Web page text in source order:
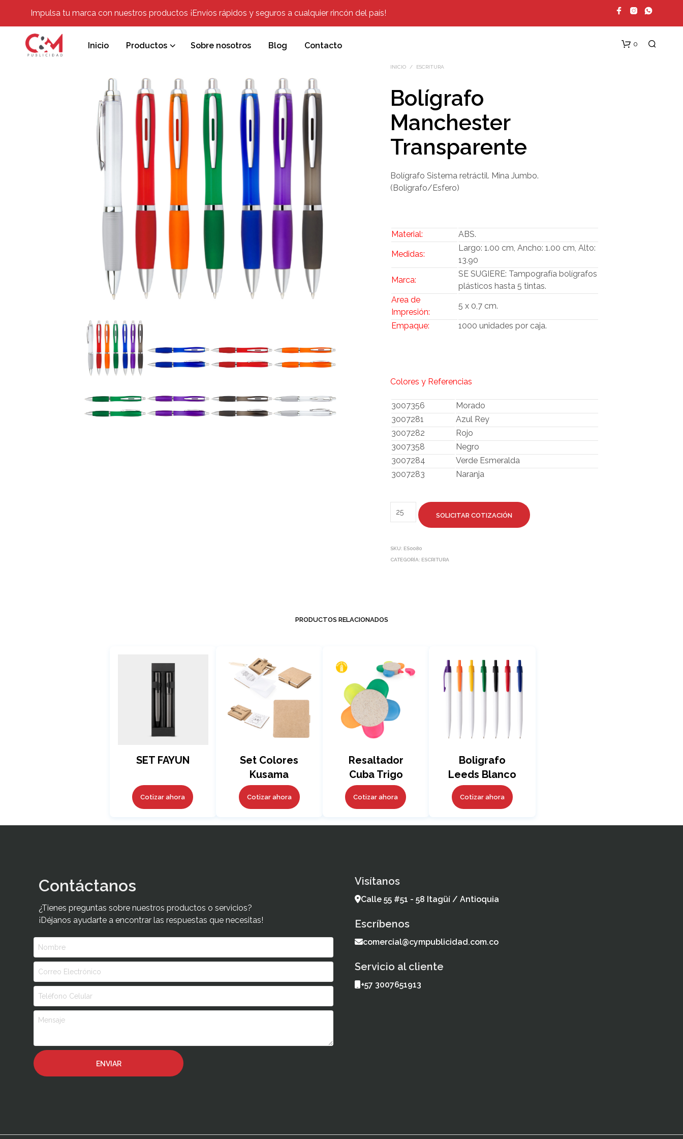
Impulsa tu marca con nuestros productos ¡Envíos rápidos y seguros a cualquier rincón del país!
Inicio Productos Sobre nosotros Blog Contacto 0
INICIO / ESCRITURA
Bolígrafo
Manchester
Transparente
Bolígrafo Sistema retráctil. Mina Jumbo.
(Bolígrafo/Esfero)
Material: ABS.
Medidas:
Largo: 1.00 cm, Ancho: 1.00 cm, Alto:
13.90
Marca:
SE SUGIERE: Tampografía bolígrafos
plásticos hasta 5 tintas.
Area de
Impresión:
5 x 0,7 cm.
Empaque: 1000 unidades por caja.
Colores y Referencias
3007356
Morado
3007281
Azul Rey
3007282
Rojo
3007358
Negro
3007284
Verde Esmeralda
3007283
Naranja
SOLICITAR COTIZACIÓN
SKU: ES0080
CATEGORÍA: ESCRITURA
PRODUCTOS RELACIONADOS
SET FAYUN
Cotizar ahora
Set Colores
Kusama
Cotizar ahora
Resaltador
Cuba Trigo
Cotizar ahora
Boligrafo
Leeds Blanco
Cotizar ahora
Contáctanos
¿Tienes preguntas sobre nuestros productos o servicios?
¡Déjanos ayudarte a encontrar las respuestas que necesitas!
Visítanos
Calle 55 #51 - 58 Itagüí / Antioquia
Escríbenos
comercial@cympublicidad.com.co
Servicio al cliente
+57 3007651913